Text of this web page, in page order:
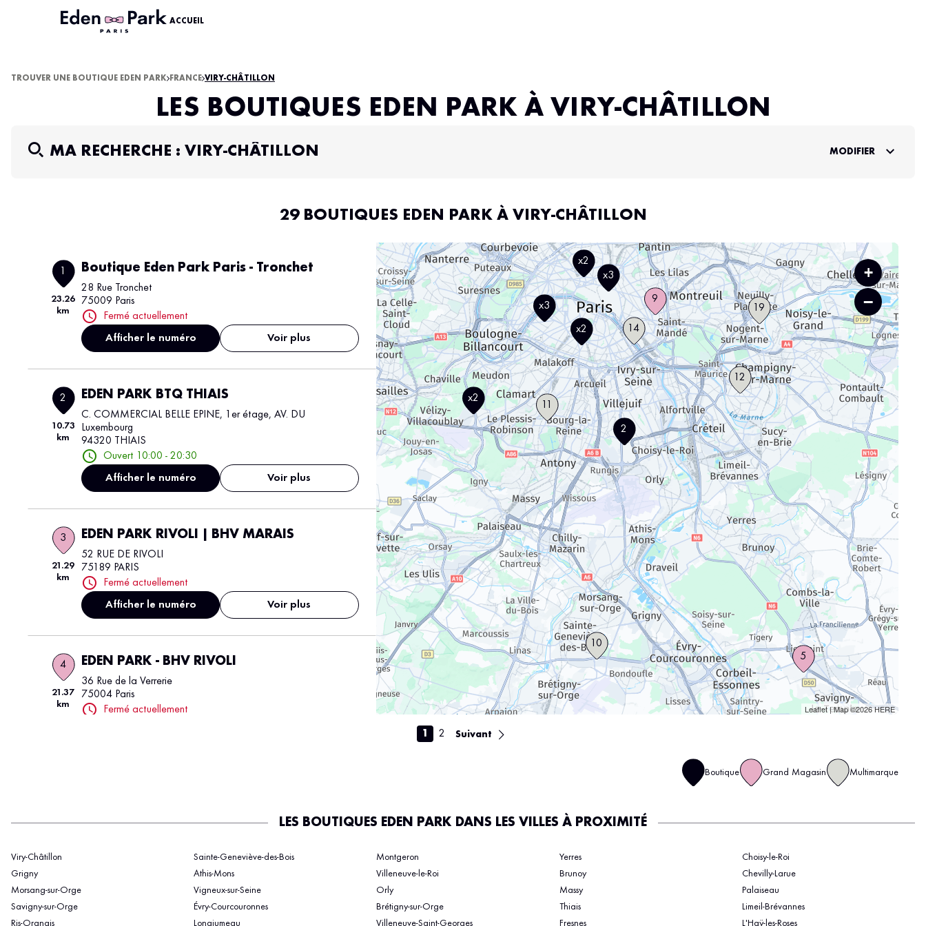
ACCUEIL
TROUVER UNE BOUTIQUE EDEN PARK FRANCE VIRY-CHÂTILLON
LES BOUTIQUES EDEN PARK À VIRY-CHÂTILLON
MA RECHERCHE : VIRY-CHÂTILLON MODIFIER
29 BOUTIQUES EDEN PARK À VIRY-CHÂTILLON
23.26
km
Boutique Eden Park Paris - Tronchet
28 Rue Tronchet
75009 Paris
Fermé actuellement
Afficher le numéro
Voir plus
2
10.73
km
EDEN PARK BTQ THIAIS
C. COMMERCIAL BELLE EPINE, 1er étage, AV. DU
Luxembourg
94320 THIAIS
Ouvert 10:00 - 20:30
Afficher le numéro
Voir plus
3
21.29
km
EDEN PARK RIVOLI | BHV MARAIS
52 RUE DE RIVOLI
75189 PARIS
Fermé actuellement
Afficher le numéro
Voir plus
4
21.37
km
EDEN PARK - BHV RIVOLI
36 Rue de la Verrerie
75004 Paris
Fermé actuellement
Allée du Préambule
Ouvert 10:00 - 20:30
Afficher le numéro
10
5
2
19
12
x2
x3
x2 14
9
x2
x3
+
−
Leaflet| Map ©2026HERE
1 2 Suivant
Boutique Grand Magasin Multimarque
LES BOUTIQUES EDEN PARK DANS LES VILLES À PROXIMITÉ
Viry-Châtillon
Grigny
Morsang-sur-Orge
Savigny-sur-Orge
Ris-Orangis
Sainte-Geneviève-des-Bois
Athis-Mons
Vigneux-sur-Seine
Évry-Courcouronnes
Longjumeau
Montgeron
Villeneuve-le-Roi
Orly
Brétigny-sur-Orge
Villeneuve-Saint-Georges
Yerres
Brunoy
Massy
Thiais
Fresnes
Choisy-le-Roi
Chevilly-Larue
Palaiseau
Limeil-Brévannes
L'Haÿ-les-Roses